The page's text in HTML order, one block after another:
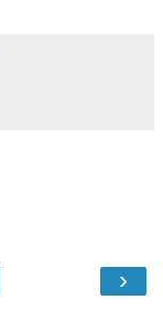
›